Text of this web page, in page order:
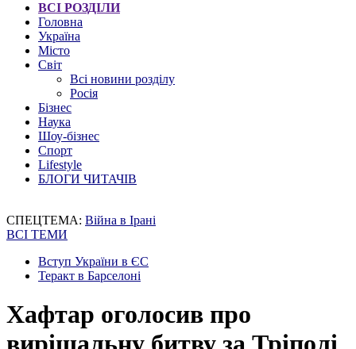
ВСІ РОЗДІЛИ
Головна
Україна
Місто
Світ
Всі новини розділу
Росія
Бізнес
Наука
Шоу-бізнес
Спорт
Lifestyle
БЛОГИ ЧИТАЧІВ
СПЕЦТЕМА: Війна в Ірані
ВСІ ТЕМИ
Вступ України в ЄС
Теракт в Барселоні
Хафтар оголосив про